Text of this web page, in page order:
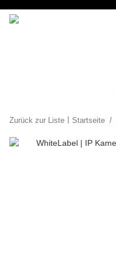
Zurück zur Liste Startseite